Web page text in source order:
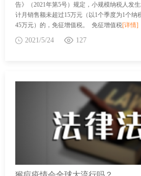
告》（2021年第5号）规定，小规模纳税人发
计月销售额未超过15万元（以1个季度为1个纳
45万元）的，免征增值税。 免征增值税[详情]
2021/5/24 127